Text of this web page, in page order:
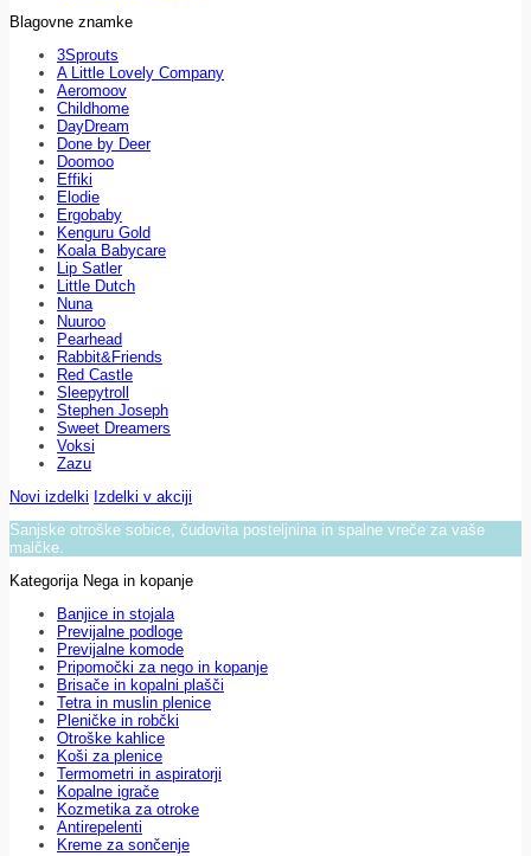
Blagovne znamke
3Sprouts
A Little Lovely Company
Aeromoov
Childhome
DayDream
Done by Deer
Doomoo
Effiki
Elodie
Ergobaby
Kenguru Gold
Koala Babycare
Lip Satler
Little Dutch
Nuna
Nuuroo
Pearhead
Rabbit&Friends
Red Castle
Sleepytroll
Stephen Joseph
Sweet Dreamers
Voksi
Zazu
Novi izdelki Izdelki v akciji
Sanjske otroške sobice, čudovita posteljnina in spalne vreče za vaše
malčke.
Kategorija Nega in kopanje
Banjice in stojala
Previjalne podloge
Previjalne komode
Pripomočki za nego in kopanje
Brisače in kopalni plašči
Tetra in muslin plenice
Pleničke in robčki
Otroške kahlice
Koši za plenice
Termometri in aspiratorji
Kopalne igrače
Kozmetika za otroke
Antirepelenti
Kreme za sončenje